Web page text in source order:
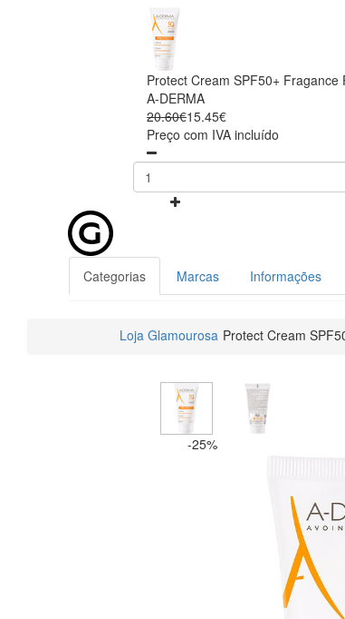
Protect Cream SPF50+ Fragance
A-DERMA
20.60€15.45€
Preço com IVA incluído
Categorias Marcas Informações
Loja Glamourosa Protect Cream
-25%